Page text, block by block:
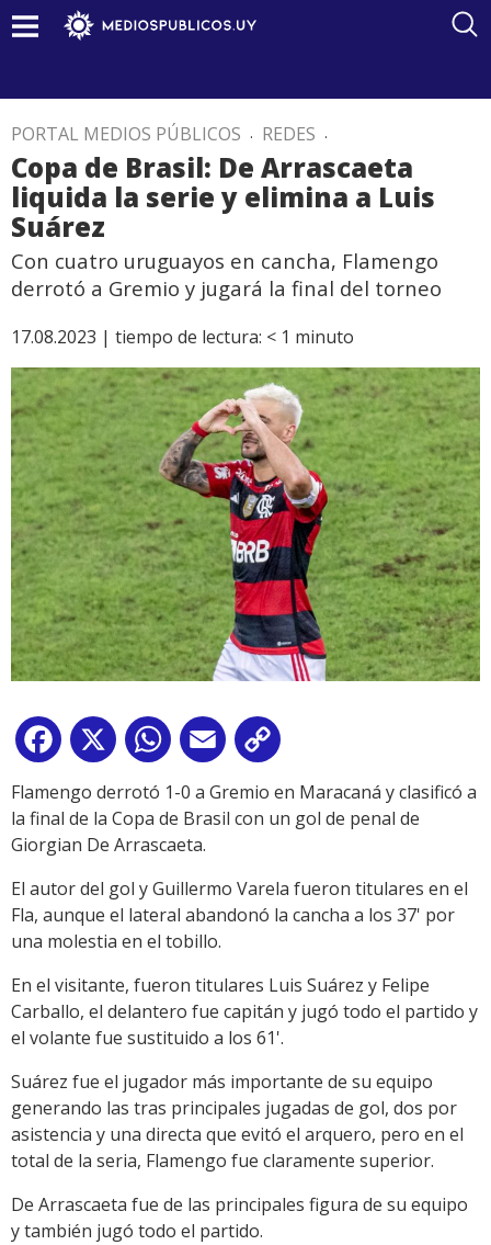
PORTAL MEDIOS PÚBLICOS . REDES .
Copa de Brasil: De Arrascaeta
liquida la serie y elimina a Luis
Suárez
Con cuatro uruguayos en cancha, Flamengo
derrotó a Gremio y jugará la final del torneo
17.08.2023 | tiempo de lectura: < 1 minuto
Facebook
X WhatsApp
Email
Link
Flamengo derrotó 1-0 a Gremio en Maracaná y clasificó a
la final de la Copa de Brasil con un gol de penal de
Giorgian De Arrascaeta.
El autor del gol y Guillermo Varela fueron titulares en el
Fla, aunque el lateral abandonó la cancha a los 37' por
una molestia en el tobillo.
En el visitante, fueron titulares Luis Suárez y Felipe
Carballo, el delantero fue capitán y jugó todo el partido y
el volante fue sustituido a los 61'.
Suárez fue el jugador más importante de su equipo
generando las tras principales jugadas de gol, dos por
asistencia y una directa que evitó el arquero, pero en el
total de la seria, Flamengo fue claramente superior.
De Arrascaeta fue de las principales figura de su equipo
y también jugó todo el partido.